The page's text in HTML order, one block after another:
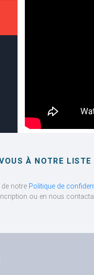
À NOTRE
notre Politique de
ou en nous